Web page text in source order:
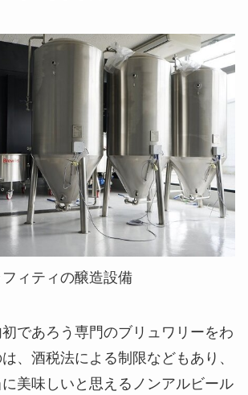
ィティの醸造設備
初であろう専門のブリュワリーをわ
、酒税法による制限などもあり、
美味しいと思えるノンアルビール